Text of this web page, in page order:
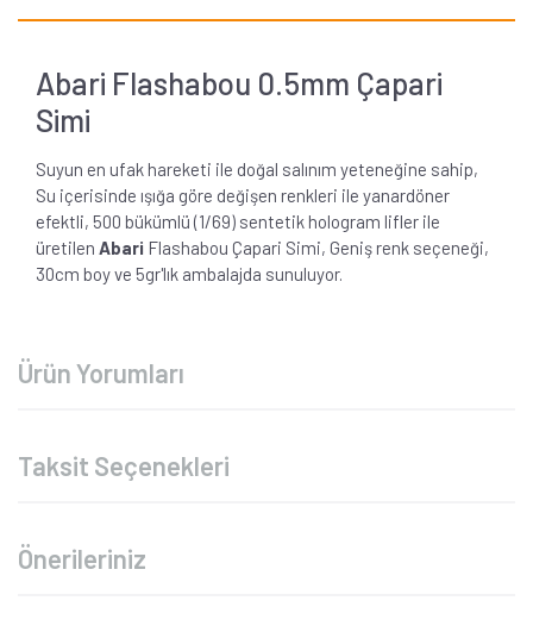
Abari Flashabou 0.5mm Çapari
Simi
Suyun en ufak hareketi ile doğal salınım yeteneğine sahip,
Su içerisinde ışığa göre değişen renkleri ile yanardöner
efektli, 500 bükümlü (1/69) sentetik hologram lifler ile
üretilen Abari Flashabou Çapari Simi, Geniş renk seçeneği,
30cm boy ve 5gr'lık ambalajda sunuluyor.
Ürün Yorumları
Taksit Seçenekleri
Önerileriniz